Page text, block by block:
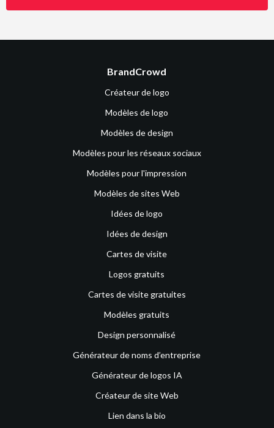
BrandCrowd
Créateur de logo
Modèles de logo
Modèles de design
Modèles pour les réseaux sociaux
Modèles pour l'impression
Modèles de sites Web
Idées de logo
Idées de design
Cartes de visite
Logos gratuits
Cartes de visite gratuites
Modèles gratuits
Design personnalisé
Générateur de noms d’entreprise
Générateur de logos IA
Créateur de site Web
Lien dans la bio